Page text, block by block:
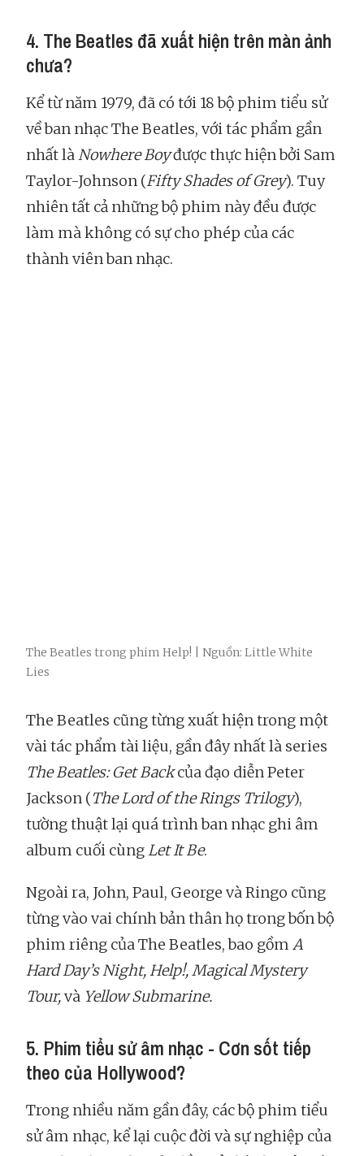
4. The Beatles đã xuất hiện trên màn ảnh
chưa?
Kể từ năm 1979, đã có tới 18 bộ phim tiểu sử
về ban nhạc The Beatles, với tác phẩm gần
nhất làNowhere Boyđược thực hiện bởi Sam
Taylor-Johnson (Fifty Shades of Grey). Tuy
nhiên tất cả những bộ phim này đều được
làm mà không có sự cho phép của các
thành viên ban nhạc.
The Beatles trong phim Help! | Nguồn: Little White
Lies
The Beatles cũng từng xuất hiện trong một
vài tác phẩm tài liệu, gần đây nhất là series
The Beatles: Get Backcủa đạo diễn Peter
Jackson (The Lord of the Rings Trilogy),
tường thuật lại quá trình ban nhạc ghi âm
album cuối cùngLet It Be.
Ngoài ra, John, Paul, George và Ringo cũng
từng vào vai chính bản thân họ trong bốn bộ
phim riêng của The Beatles, bao gồm A
Hard Day’s Night, Help!, Magical Mystery
Tour,và Yellow Submarine.
5. Phim tiểu sử âm nhạc - Cơn sốt tiếp
theo của Hollywood?
Trong nhiều năm gần đây, các bộ phim tiểu
sử âm nhạc, kể lại cuộc đời và sự nghiệp của